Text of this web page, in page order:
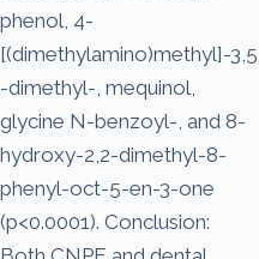
phenol, 4-
[(dimethylamino)methyl]-3,5
-dimethyl-, mequinol,
glycine N-benzoyl-, and 8-
hydroxy-2,2-dimethyl-8-
phenyl-oct-5-en-3-one
(p<0.0001). Conclusion: